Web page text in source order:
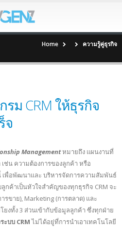
Home ความรู้คู่ธุรกิจ
ม CRM ให้ธุรกิจ
จ
Managementหมายถึง แผนงานที่
ช่น ความต้องการของลูกค้า หรือ
พื่อพัฒนาและ บริหารจัดการความสัมพันธ์
ค้าเป็นหัวใจสำคัญของทุกธุรกิจ CRM จะ
ขาย), Marketing (การตลาด) และ
ยงทั้ง 3 ส่วนเข้ากับข้อมูลลูกค้า ซึ่งทุกฝ่าย
ระบบ CRMไม่ได้อยู่ที่การนำเอาเทคโนโลยี